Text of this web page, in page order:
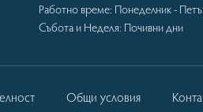
Работно време: Понеделник -
Събота и Неделя: Почивни дни
Общи условия